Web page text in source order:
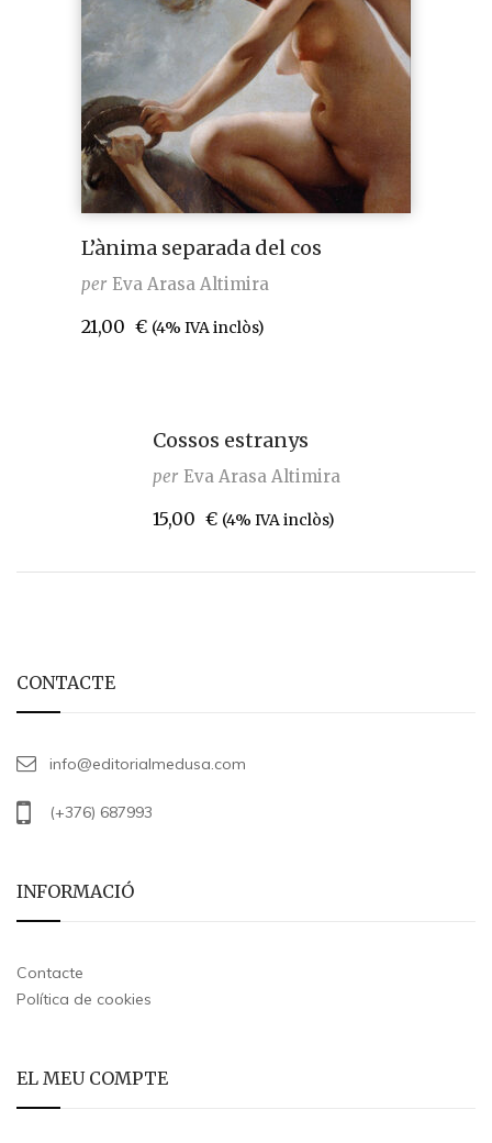
L’ànima separada del cos
per Eva Arasa Altimira
21,00 € (4% IVA inclòs)
Cossos estranys
per Eva Arasa Altimira
15,00 € (4% IVA inclòs)
CONTACTE
info@editorialmedusa.com
(+376) 687993
INFORMACIÓ
Contacte
Política de cookies
EL MEU COMPTE